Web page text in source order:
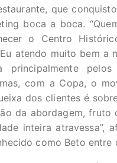
que
boca a boca.
o Centro
atendo muito bem a
principalmente
com a Copa, o
dos clientes é
da abordagem, fruto
inteira atravessa”,
como Beto entre